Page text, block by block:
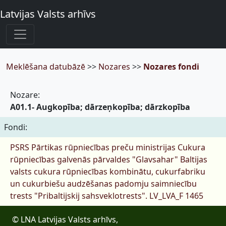
Latvijas Valsts arhīvs
Meklēšana datubāzē>> Nozares >> Nozares fondi
Nozare:
A01.1- Augkopība; dārzeņkopība; dārzkopība
Fondi:
PSRS Pārtikas rūpniecības preču ministrijas Cukura
rūpniecības galvenās pārvaldes "Glavsahar" Baltijas
valsts cukura rūpniecības kombinātu, cukurfabriku
un cukurbiešu audzēšanas padomju saimniecību
trests "Pribaltijskij sahsveklotrests". LV_LVA_F 1465
© LNA Latvijas Valsts arhīvs,